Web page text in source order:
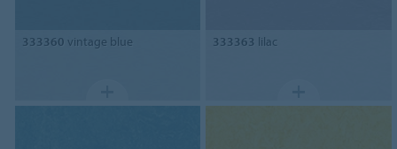
333360 vintage blue 333363 lilac